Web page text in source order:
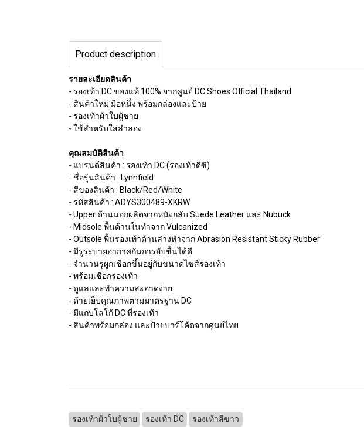
Product description
รายละเอียดสินค้า
- รองเท้า DC ของแท้ 100% จากศูนย์ DC Shoes Official Thailand
- สินค้าใหม่ มือหนึ่ง พร้อมกล่องและป้าย
- รองเท้าผ้าใบผู้ชาย
- ใช้สำหรับใส่ลำลอง
คุณสมบัติสินค้า
- แบรนด์สินค้า : รองเท้า DC (รองเท้าดีซี)
- ชื่อรุ่นสินค้า : Lynnfield
- สีของสินค้า : Black/Red/White
- รหัสสินค้า : ADYS300489-XKRW
- Upper ด้านนอกผลิตจากหนังกลับ Suede Leather และ Nubuck
- Midsole พื้นด้านในทำจาก Vulcanized
- Outsole พื้นรองเท้าด้านล่างทำจาก Abrasion Resistant Sticky Rubber
- มีรูระบายอากาศกันการอับชื้นได้ดี
- จำนวนรูผูกเชือกขึ้นอยู่กับขนาดไซส์รองเท้า
- พร้อมเชือกรองเท้า
- ดูแลและทำความสะอาดง่าย
- ด้ายเย็บคุณภาพตามมาตรฐาน DC
- มีแถบโลโก้ DC ที่รองเท้า
- สินค้าพร้อมกล่อง และป้ายบาร์โค้ดจากศูนย์ไทย
รองเท้าผ้าใบผู้ชาย รองเท้า DC รองเท้าสีขาว